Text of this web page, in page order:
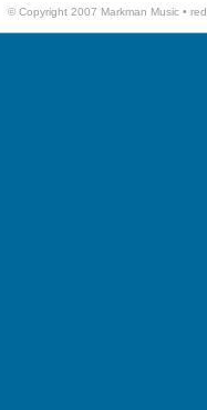
© Copyright 2007 Markman Music •